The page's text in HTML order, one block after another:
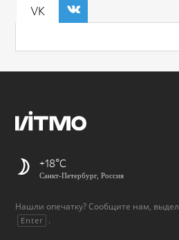
VK
+18
Санкт-Петербург, Россия
Нашли опечатку? Сообщите нам,
Enter .